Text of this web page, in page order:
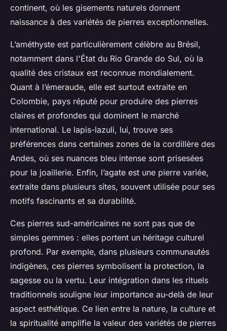
continent, où les gisements naturels donnent
naissance à des variétés de pierres exceptionnelles.
L’améthyste est particulièrement célèbre au Brésil,
notamment dans l'État du Rio Grande do Sul, où la
qualité des cristaux est reconnue mondialement.
Quant à l’émeraude, elle est surtout extraite en
Colombie, pays réputé pour produire des pierres
claires et profondes qui dominent le marché
international. Le lapis-lazuli, lui, trouve ses
préférences dans certaines zones de la cordillère des
Andes, où ses nuances bleu intense sont prisesées
pour la joaillerie. Enfin, l’agate est une pierre variée,
extraite dans plusieurs sites, souvent utilisée pour ses
motifs fascinants et sa durabilité.
Ces pierres sud-américaines ne sont pas que de
simples gemmes : elles portent un héritage culturel
profond. Par exemple, dans plusieurs communautés
indigènes, ces pierres symbolisent la protection, la
sagesse ou la vertu. Leur intégration dans les rituels
traditionnels souligne leur importance au-delà de leur
aspect esthétique. Ce lien entre la nature, la culture et
la spiritualité amplifie la valeur des variétés de pierres